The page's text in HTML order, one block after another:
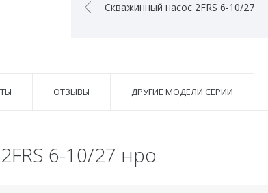
Скважинный насос 2FRS 6-10/27
ОТЗЫВЫ ДРУГИЕ МОДЕЛИ СЕРИИ
6-10/27 нро